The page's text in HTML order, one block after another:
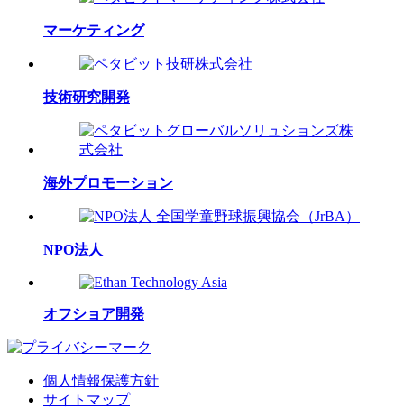
マーケティング
技術研究開発
海外プロモーション
NPO法人
オフショア開発
個人情報保護方針
サイトマップ